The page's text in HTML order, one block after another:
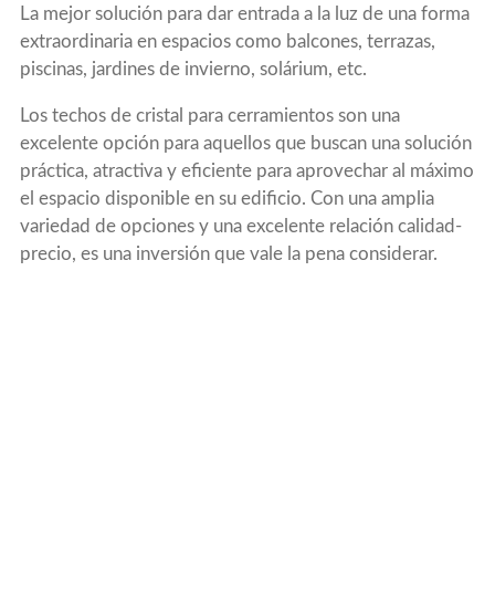
La mejor solución para dar entrada a la luz de una forma
extraordinaria en espacios como balcones, terrazas,
piscinas, jardines de invierno, solárium, etc.
Los techos de cristal para cerramientos son una
excelente opción para aquellos que buscan una solución
práctica, atractiva y eficiente para aprovechar al máximo
el espacio disponible en su edificio. Con una amplia
variedad de opciones y una excelente relación calidad-
precio, es una inversión que vale la pena considerar.